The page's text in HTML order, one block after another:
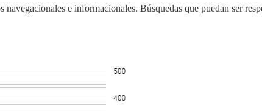
e informacionales. Búsquedas que puedan ser